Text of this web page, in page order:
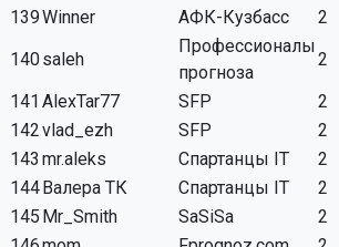
139Winner АФК-Кузбасс 2
140saleh
Профессионалы
прогноза
2
141 AlexTar77 SFP 2
142vlad_ezh SFP 2
143 mr.aleks Спартанцы IT 2
144Валера ТК Спартанцы IT 2
145 Mr_Smith SaSiSa 2